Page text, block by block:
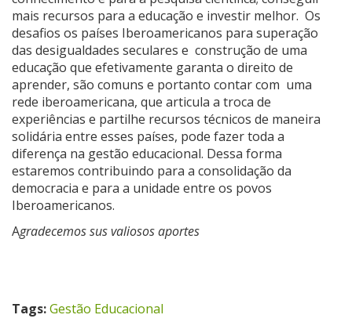
mais recursos para a educação e investir melhor. Os
desafios os países Iberoamericanos para superação
das desigualdades seculares e construção de uma
educação que efetivamente garanta o direito de
aprender, são comuns e portanto contar com uma
rede iberoamericana, que articula a troca de
experiências e partilhe recursos técnicos de maneira
solidária entre esses países, pode fazer toda a
diferença na gestão educacional. Dessa forma
estaremos contribuindo para a consolidação da
democracia e para a unidade entre os povos
Iberoamericanos.
Agradecemos sus valiosos aportes
Tags:Gestão Educacional